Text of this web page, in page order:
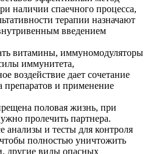
наличии спаечного процесса,
терапии назначают
введением
витамины, иммуномодуляторы
иммунитета,
воздействие дает сочетание
препаратов и применение
половая жизнь, при
пролечить партнера.
анализы и тесты для контроля
полностью уничтожить
другие виды опасных